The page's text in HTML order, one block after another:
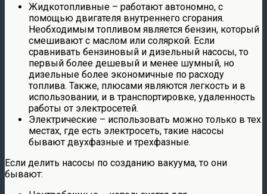
Жидкотопливные – работают автономно, с
помощью двигателя внутреннего сгорания.
Необходимым топливом является бензин, который
смешивают с маслом или соляркой. Если
сравнивать бензиновый и дизельный насосы, то
первый более дешевый и менее шумный, но
дизельные более экономичные по расходу
топлива. Также, плюсами являются легкость и в
использовании, и в транспортировке, удаленность
работы от электросетей.
Электрические – использовать можно только в тех
местах, где есть электросеть, такие насосы
бывают двухфазные и трехфазные.
Если делить насосы по созданию вакуума, то они
бывают: